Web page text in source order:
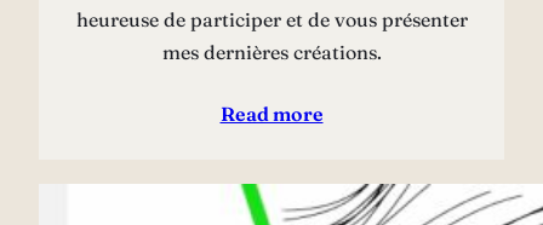
heureuse de participer et de vous présenter
mes dernières créations.
Read more